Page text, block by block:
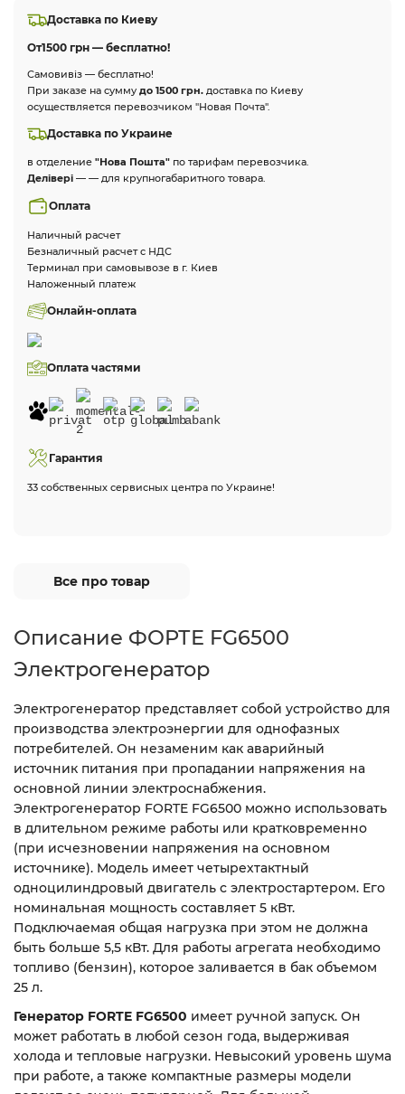
Доставка по Киеву
От1500 грн — бесплатно!
Самовивіз — бесплатно!
При заказе на сумму до 1500 грн. доставка по Киеву
осуществляется перевозчиком "Новая Почта".
Доставка по Украине
в отделение "Нова Пошта" по тарифам перевозчика.
Делівері — — для крупногабаритного товара.
Оплата
Наличный расчет
Безналичный расчет с НДС
Терминал при самовывозе в г. Киев
Наложенный платеж
Онлайн-оплата
Оплата частями
Гарантия
33 собственных сервисных центра по Украине!
Все про товар
Описание ФОРТЕ FG6500
Электрогенератор
Электрогенератор представляет собой устройство для
производства электроэнергии для однофазных
потребителей. Он незаменим как аварийный
источник питания при пропадании напряжения на
основной линии электроснабжения.
Электрогенератор FORTE FG6500 можно использовать
в длительном режиме работы или кратковременно
(при исчезновении напряжения на основном
источнике). Модель имеет четырехтактный
одноцилиндровый двигатель с электростартером. Его
номинальная мощность составляет 5 кВт.
Подключаемая общая нагрузка при этом не должна
быть больше 5,5 кВт. Для работы агрегата необходимо
топливо (бензин), которое заливается в бак объемом
25 л.
Генератор FORTE FG6500 имеет ручной запуск. Он
может работать в любой сезон года, выдерживая
холода и тепловые нагрузки. Невысокий уровень шума
при работе, а также компактные размеры модели